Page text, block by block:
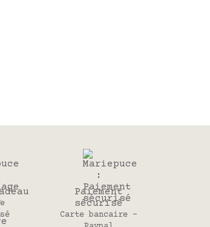
Paiement
sécurisé
Carte bancaire -